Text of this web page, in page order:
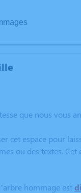
que nous vous
cet espace pour
ou des textes.
hommage est